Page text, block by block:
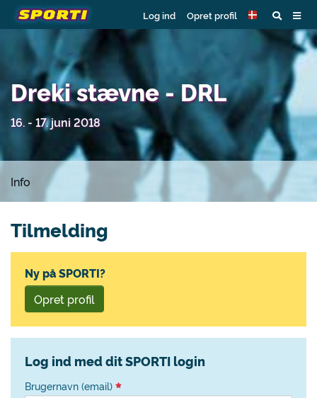
Log ind Opret profil
Dreki stævne - DRL
16. - 17. juni 2018
Info
Tilmelding
Ny på SPORTI?
Opret profil
Log ind med dit SPORTI login
Brugernavn (email)